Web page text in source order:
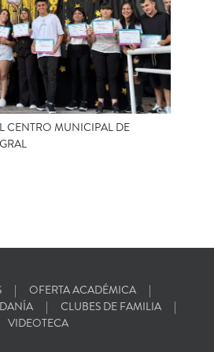
CENTRO MUNICIPAL DE
OFERTA ACADÉMICA
CLUBES DE FAMILIA
VIDEOTECA